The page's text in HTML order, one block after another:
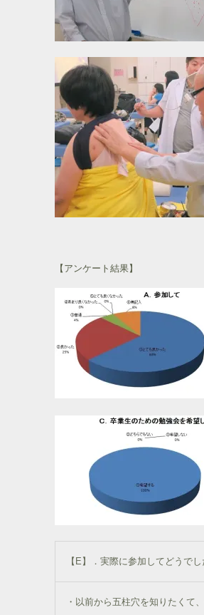
【アンケート結果】
【E】．実際に参加してどうで
・以前から五柱穴を知りたくて